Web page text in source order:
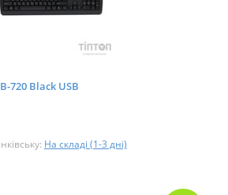
720 Black USB
На складі (1-3 дні)